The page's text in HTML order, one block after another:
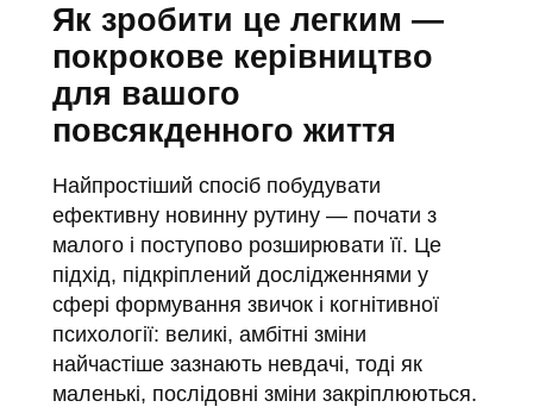
Як зробити це легким —
покрокове керівництво
для вашого
повсякденного життя
Найпростіший спосіб побудувати
ефективну новинну рутину — почати з
малого і поступово розширювати її. Це
підхід, підкріплений дослідженнями у
сфері формування звичок і когнітивної
психології: великі, амбітні зміни
найчастіше зазнають невдачі, тоді як
маленькі, послідовні зміни закріплюються.